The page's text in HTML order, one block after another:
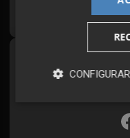
CONFIGURAR